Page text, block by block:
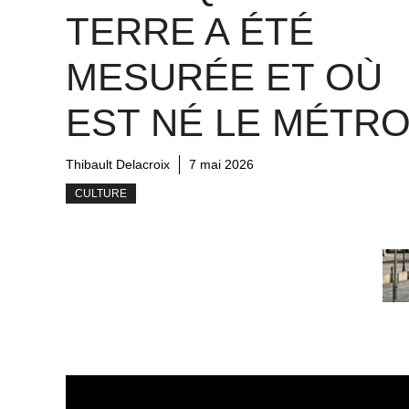
TERRE A ÉTÉ
MESURÉE ET OÙ
EST NÉ LE
Thibault Delacroix 7 mai 2026
CULTURE